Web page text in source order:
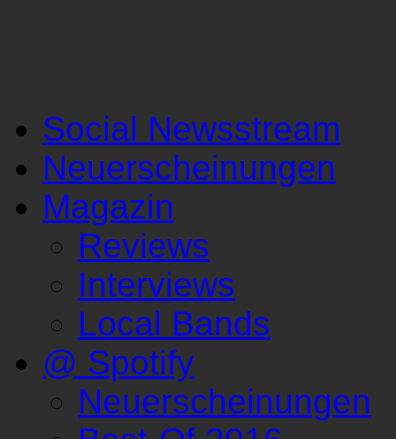
Social Newsstream
Neuerscheinungen
Magazin
Reviews
Interviews
Local Bands
@ Spotify
Neuerscheinungen